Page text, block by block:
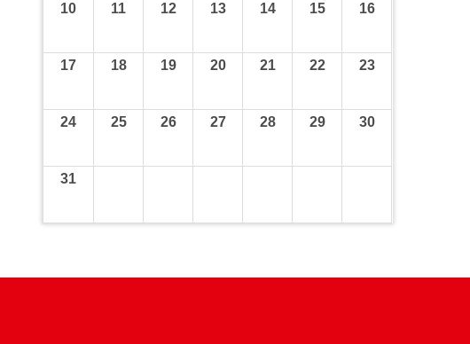
10 11 12 13 14 15 16
17 18 19 20 21 22 23
24 25 26 27 28 29 30
31